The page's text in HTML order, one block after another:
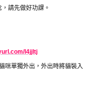
請先做好功課。
l4jjltj
咪單獨外出，外出時將貓裝入